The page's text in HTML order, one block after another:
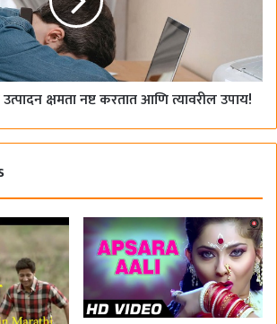
क्षमता नष्ट करतात आणि त्यावरील उपाय!